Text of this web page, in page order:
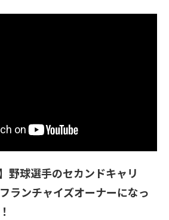
野球選手のセカンドキャリ
ランチャイズオーナーになっ